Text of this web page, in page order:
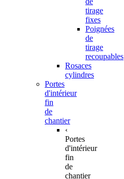
tirage
fixes
Poignées
de
tirage
recoupables
Rosaces
cylindres
Portes
d'intérieur
fin
de
chantier
‹
Portes
d'intérieur
fin
de
chantier